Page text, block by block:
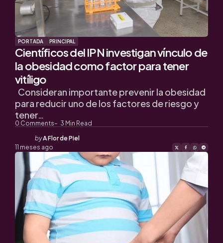
PORTADA PRINCIPAL
Científicos del IPN investigan vínculo de
la obesidad como factor para tener
vitíligo
0 Comments 3 Min Read
Consideran importante prevenir la obesidad
para reducir uno de los factores de riesgo y
tener…
Posted
by
byA Flor de Piel
11 meses ago